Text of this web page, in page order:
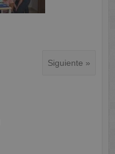
Siguiente »